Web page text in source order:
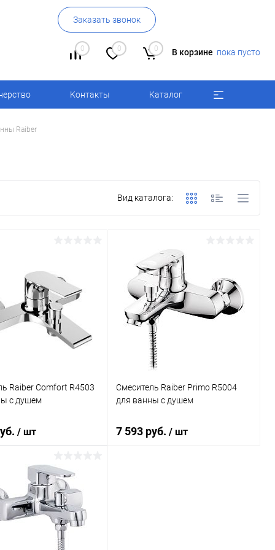
Заказать звонок
0 0 0 В корзине пока пусто
Контакты Каталог
Raiber
Вид каталога:
Raiber Comfort R4503
с душем
/ шт
В корзину
в 1 клик Сравнение
Под заказ
Смеситель Raiber Primo R5004
для ванны с душем
7 593 руб./ шт